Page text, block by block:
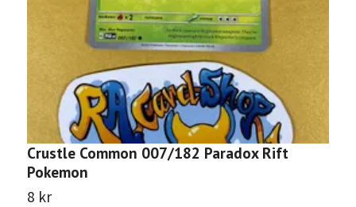
Crustle Common 007/182 Paradox Rift
Pokemon
8 kr